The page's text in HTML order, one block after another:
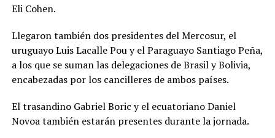
Eli Cohen.
Llegaron también dos presidentes del Mercosur, el
uruguayo Luis Lacalle Pou y el Paraguayo Santiago Peña,
a los que se suman las delegaciones de Brasil y Bolivia,
encabezadas por los cancilleres de ambos países.
El trasandino Gabriel Boric y el ecuatoriano Daniel
Novoa también estarán presentes durante la jornada.